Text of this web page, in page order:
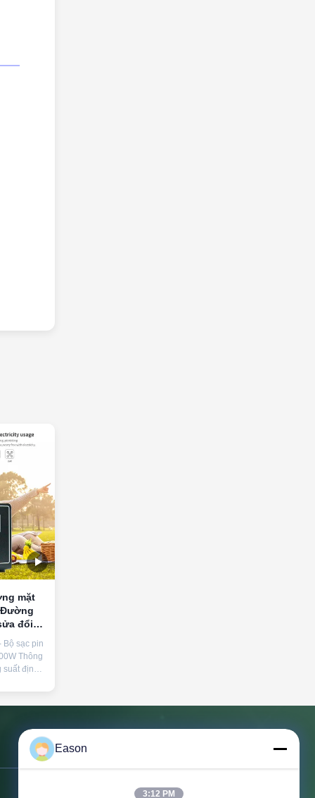
mặt
Đường
đổi
cấp
Bộ sạc pin
Thông
định
Điện áp
quá tải,
...
Liên hệ với chúng tôi
tầng 3, tòa nhà BC, số 3
Eason
3:12 PM